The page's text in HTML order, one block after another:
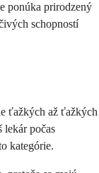
ponúka prirodzený
schopností
ťažkých až ťažkých
lekár počas
kategórie.